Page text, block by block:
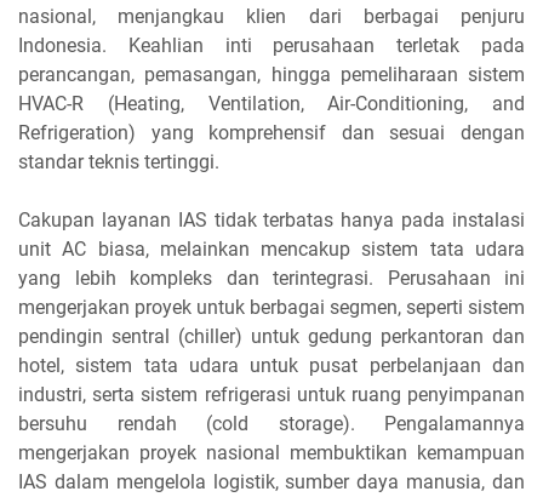
nasional, menjangkau klien dari berbagai penjuru
Indonesia. Keahlian inti perusahaan terletak pada
perancangan, pemasangan, hingga pemeliharaan sistem
HVAC-R (Heating, Ventilation, Air-Conditioning, and
Refrigeration) yang komprehensif dan sesuai dengan
standar teknis tertinggi.
Cakupan layanan IAS tidak terbatas hanya pada instalasi
unit AC biasa, melainkan mencakup sistem tata udara
yang lebih kompleks dan terintegrasi. Perusahaan ini
mengerjakan proyek untuk berbagai segmen, seperti sistem
pendingin sentral (chiller) untuk gedung perkantoran dan
hotel, sistem tata udara untuk pusat perbelanjaan dan
industri, serta sistem refrigerasi untuk ruang penyimpanan
bersuhu rendah (cold storage). Pengalamannya
mengerjakan proyek nasional membuktikan kemampuan
IAS dalam mengelola logistik, sumber daya manusia, dan